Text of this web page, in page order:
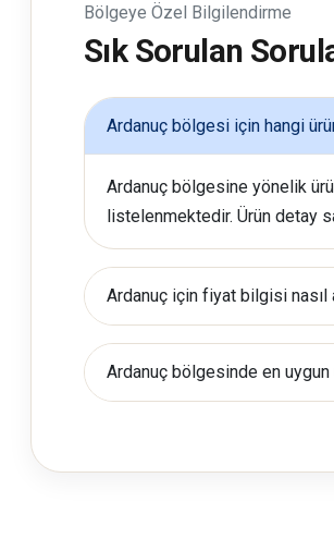
Bölgeye Özel Bilgilendirme
Sık Sorulan
Ardanuç bölgesi için hangi
Ardanuç bölgesine yönelik
listelenmektedir. Ürün detay
Ardanuç için fiyat bilgisi nasıl
Ardanuç bölgesinde en uygun